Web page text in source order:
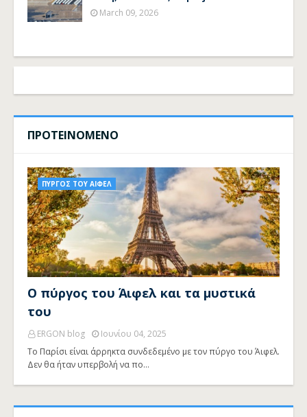
March 09, 2026
ΠΡΟΤΕΙΝΟΜΕΝΟ
ΠΥΡΓΟΣ ΤΟΥ ΑΙΦΕΛ
Ο πύργος του Άιφελ και τα μυστικά
του
ERGON blog
Ιουνίου 04, 2025
Το Παρίσι είναι άρρηκτα συνδεδεμένο με τον πύργο του Άιφελ.
Δεν θα ήταν υπερβολή να πο…